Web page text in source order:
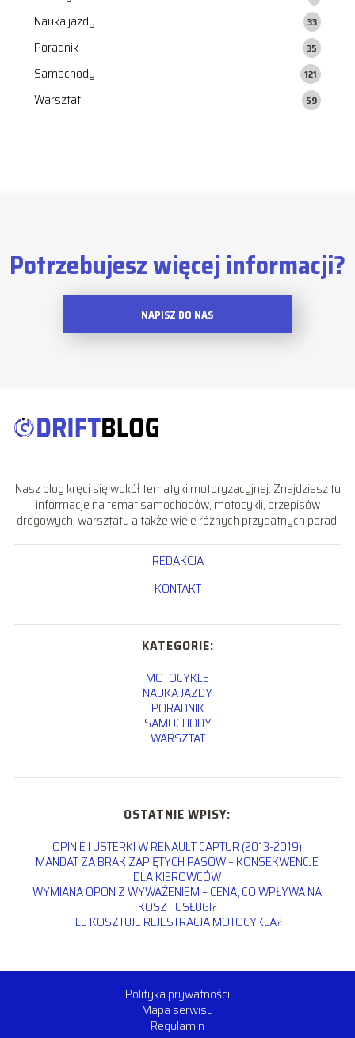
Nauka jazdy 33
Poradnik 35
Samochody 121
Warsztat 59
Potrzebujesz więcej informacji?
NAPISZ DO NAS
Nasz blog kręci się wokół tematyki motoryzacyjnej. Znajdziesz tu
informacje na temat samochodów, motocykli, przepisów
drogowych, warsztatu a także wiele różnych przydatnych porad.
REDAKCJA
KONTAKT
KATEGORIE:
MOTOCYKLE
NAUKA JAZDY
PORADNIK
SAMOCHODY
WARSZTAT
OSTATNIE WPISY:
OPINIE I USTERKI W RENAULT CAPTUR (2013-2019)
MANDAT ZA BRAK ZAPIĘTYCH PASÓW – KONSEKWENCJE
DLA KIEROWCÓW
WYMIANA OPON Z WYWAŻENIEM – CENA, CO WPŁYWA NA
KOSZT USŁUGI?
ILE KOSZTUJE REJESTRACJA MOTOCYKLA?
Polityka prywatności
Mapa serwisu
Regulamin